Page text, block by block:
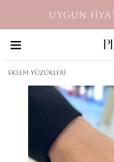
UYGUN
Eklem Yüzükleri